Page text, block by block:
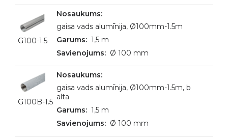
G100-1.5
gaisa vads alumīnija, Ø100mm-1.5m
1,5 m
Ø 100 mm
G100B-1.5
gaisa vads alumīnija, Ø100mm-1.5m, b
alta
1,5 m
Ø 100 mm